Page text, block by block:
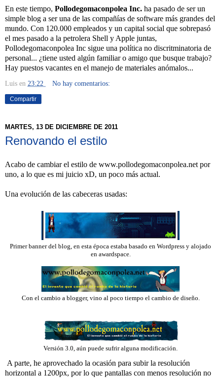
En este tiempo, Pollodegomaconpolea Inc. ha pasado de ser un
simple blog a ser una de las compañías de software más grandes del
mundo. Con 120.000 empleados y un capital social que sobrepasó
el mes pasado a la petrolera Shell y Apple juntas,
Pollodegomaconpolea Inc sigue una política no discritminatoria de
personal... ¿tiene usted algún familiar o amigo que busque trabajo?
Hay puestos vacantes en el manejo de materiales anómalos...
Luis en 23:22 No hay comentarios:
Compartir
MARTES, 13 DE DICIEMBRE DE 2011
Renovando el estilo
Acabo de cambiar el estilo de www.pollodegomaconpolea.net por
uno, a lo que es mi juicio xD, un poco más actual.
Una evolución de las cabeceras usadas:
Primer banner del blog, en esta época estaba basado en Wordpress y alojado
en awardspace.
Con el cambio a blogger, vino al poco tiempo el cambio de diseño.
Versión 3.0, aún puede sufrir alguna modificación.
A parte, he aprovechado la ocasión para subir la resolución
horizontal a 1200px, por lo que pantallas con menos resolución no